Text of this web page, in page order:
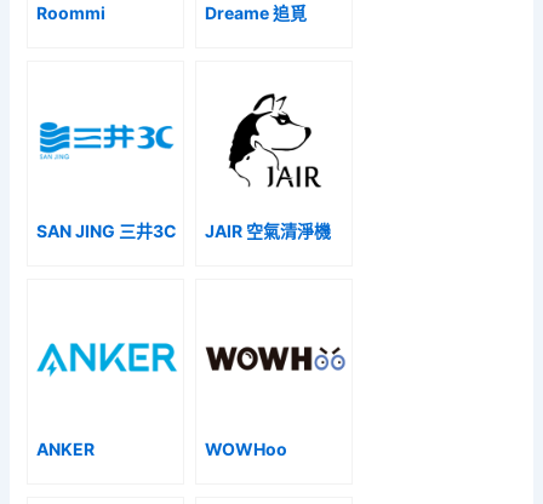
Roommi Dreame 追覓
SAN JING 三井3C JAIR 空氣清淨機
ANKER WOWHoo